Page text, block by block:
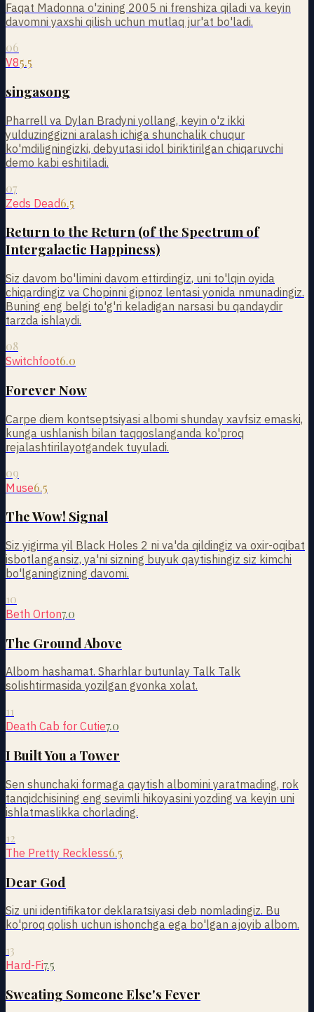
Faqat Madonna o'zining 2005 ni frenshiza qiladi va keyin
davomni yaxshi qilish uchun mutlaq jur'at bo'ladi.
06
V85.5
singasong
Pharrell va Dylan Bradyni yollang, keyin o'z ikki
yulduzinggizni aralash ichiga shunchalik chuqur
ko'mdiligningizki, debyutasi idol biriktirilgan chiqaruvchi
demo kabi eshitiladi.
07
Zeds Dead6.5
Return to the Return (of the Spectrum of
Intergalactic Happiness)
Siz davom bo'limini davom ettirdingiz, uni to'lqin oyida
chiqardingiz va Chopinni gipnoz lentasi yonida nmunadingiz.
Buning eng belgi to'g'ri keladigan narsasi bu qandaydir
tarzda ishlaydi.
08
Switchfoot6.0
Forever Now
Carpe diem kontseptsiyasi albomi shunday xavfsiz emaski,
kunga ushlanish bilan taqqoslanganda ko'proq
rejalashtirilayotgandek tuyuladi.
09
Muse6.5
The Wow! Signal
Siz yigirma yil Black Holes 2 ni va'da qildingiz va oxir-oqibat
isbotlangansiz, ya'ni sizning buyuk qaytishingiz siz kimchi
bo'lganingizning davomi.
10
Beth Orton7.0
The Ground Above
Albom hashamat. Sharhlar butunlay Talk Talk
solishtirmasida yozilgan gvonka xolat.
11
Death Cab for Cutie7.0
I Built You a Tower
Sen shunchaki formaga qaytish albomini yaratmading, rok
tanqidchisining eng sevimli hikoyasini yozding va keyin uni
ishlatmaslikka chorlading.
12
The Pretty Reckless6.5
Dear God
Siz uni identifikator deklaratsiyasi deb nomladingiz. Bu
ko'proq qolish uchun ishonchga ega bo'lgan ajoyib albom.
13
Hard-Fi7.5
Sweating Someone Else's Fever